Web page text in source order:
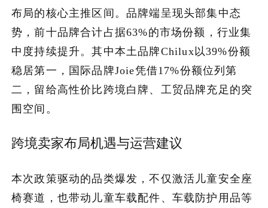
布局的核心主推区间。品牌端呈现头部集中态
势，前十品牌合计占据63%的市场份额，行业集
中度持续提升。其中本土品牌Chilux以39%份额
稳居第一，国际品牌Joie凭借17%份额位列第
二，留给高性价比跨境白牌、工贸品牌充足的突
围空间。
跨境卖家布局机遇与运营建议
本次政策驱动的品类爆发，不仅激活儿童安全座
椅赛道，也带动儿童车载配件、车载防护用品等